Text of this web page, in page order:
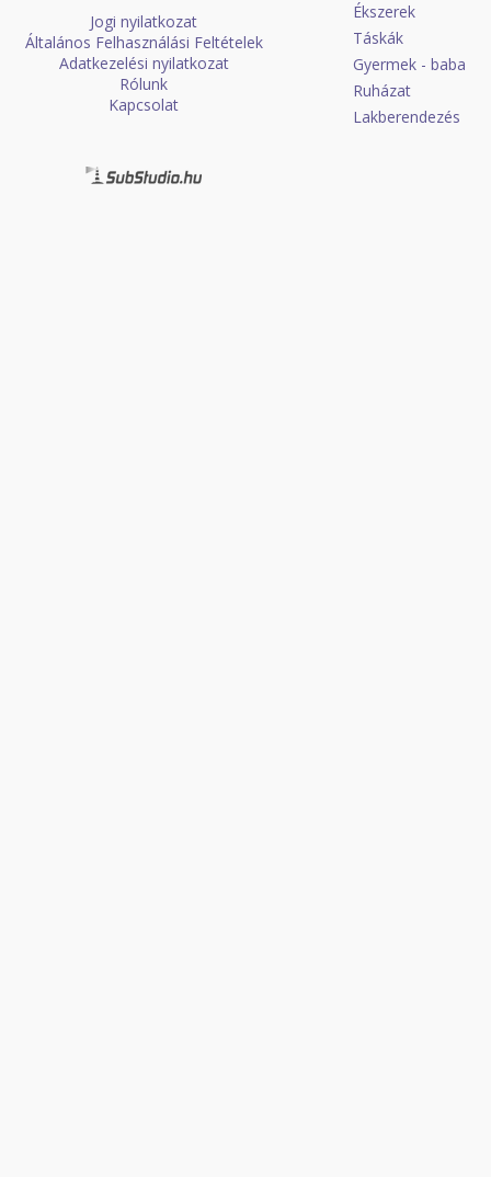
Jogi nyilatkozat
Általános Felhasználási Feltételek
Adatkezelési nyilatkozat
Rólunk
Kapcsolat
Ékszerek
Táskák
Gyermek - baba
Ruházat
Lakberendezés